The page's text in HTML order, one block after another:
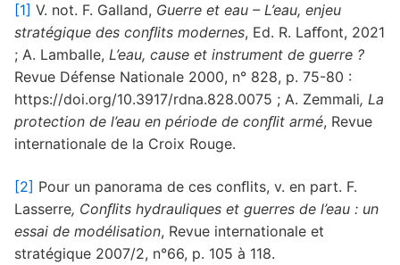
[1] V. not. F. Galland, Guerre et eau – L’eau, enjeu
stratégique des conﬂits modernes, Ed. R. Laﬀont, 2021
; A. Lamballe, L’eau, cause et instrument de guerre ?
Revue Défense Nationale 2000, n° 828, p. 75-80 :
https://doi.org/10.3917/rdna.828.0075 ; A. Zemmali, La
protection de l’eau en période de conﬂit armé, Revue
internationale de la Croix Rouge.
[2] Pour un panorama de ces conﬂits, v. en part. F.
Lasserre, Conﬂits hydrauliques et guerres de l’eau : un
essai de modélisation, Revue internationale et
stratégique 2007/2, n°66, p. 105 à 118.